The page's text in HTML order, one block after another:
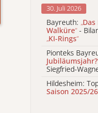
30. Juli 2026
Bayreuth: „
Walküre“ -
„KI-Rings“
Pionteks
Jubiläumsjahr?
Siegfried-
Hildesheim:
Saison 2025/26